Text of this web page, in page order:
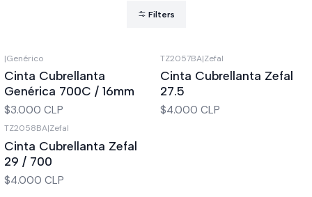
Filters
|Genérico
Cinta Cubrellanta
Genérica 700C / 16mm
$3.000 CLP
TZ2057BA|Zefal
Cinta Cubrellanta Zefal
27.5
$4.000 CLP
TZ2058BA|Zefal
Cinta Cubrellanta Zefal
29 / 700
$4.000 CLP